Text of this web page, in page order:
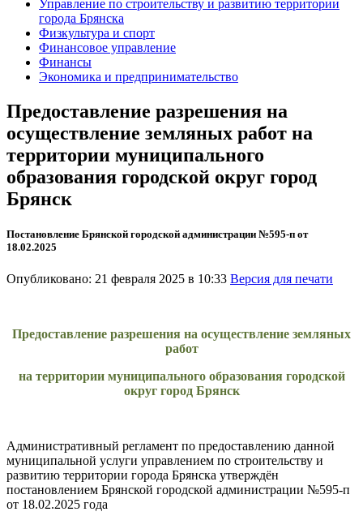
Управление по строительству и развитию территории
города Брянска
Физкультура и спорт
Финансовое управление
Финансы
Экономика и предпринимательство
Предоставление разрешения на
осуществление земляных работ на
территории муниципального
образования городской округ город
Брянск
Постановление Брянской городской администрации №595-п от
18.02.2025
Опубликовано: 21 февраля 2025 в 10:33 Версия для печати
Предоставление разрешения на осуществление земляных
работ
на территории муниципального образования городской
округ город Брянск
Административный регламент по предоставлению данной
муниципальной услуги управлением по строительству и
развитию территории города Брянска утверждён
постановлением Брянской городской администрации №595-п
от 18.02.2025 года